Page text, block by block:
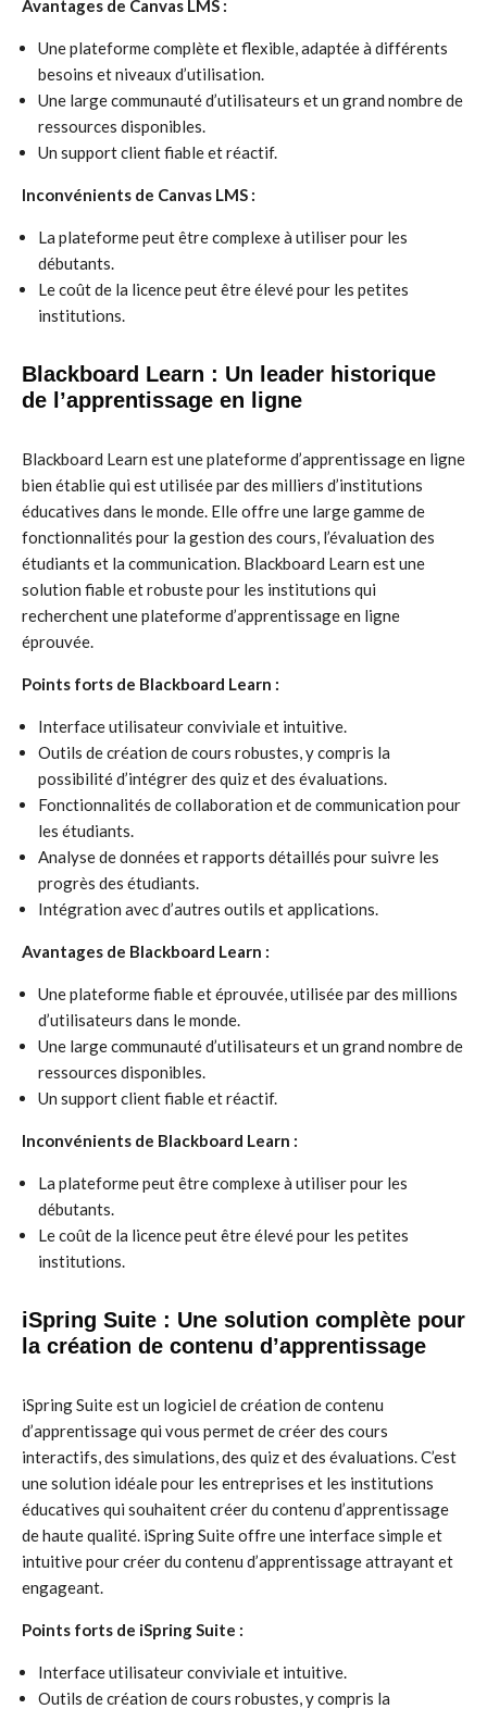
Avantages de Canvas LMS :
Une plateforme complète et flexible, adaptée à différents
besoins et niveaux d’utilisation.
Une large communauté d’utilisateurs et un grand nombre de
ressources disponibles.
Un support client fiable et réactif.
Inconvénients de Canvas LMS :
La plateforme peut être complexe à utiliser pour les
débutants.
Le coût de la licence peut être élevé pour les petites
institutions.
Blackboard Learn : Un leader historique
de l’apprentissage en ligne
Blackboard Learn est une plateforme d’apprentissage en ligne
bien établie qui est utilisée par des milliers d’institutions
éducatives dans le monde. Elle offre une large gamme de
fonctionnalités pour la gestion des cours, l’évaluation des
étudiants et la communication. Blackboard Learn est une
solution fiable et robuste pour les institutions qui
recherchent une plateforme d’apprentissage en ligne
éprouvée.
Points forts de Blackboard Learn :
Interface utilisateur conviviale et intuitive.
Outils de création de cours robustes, y compris la
possibilité d’intégrer des quiz et des évaluations.
Fonctionnalités de collaboration et de communication pour
les étudiants.
Analyse de données et rapports détaillés pour suivre les
progrès des étudiants.
Intégration avec d’autres outils et applications.
Avantages de Blackboard Learn :
Une plateforme fiable et éprouvée, utilisée par des millions
d’utilisateurs dans le monde.
Une large communauté d’utilisateurs et un grand nombre de
ressources disponibles.
Un support client fiable et réactif.
Inconvénients de Blackboard Learn :
La plateforme peut être complexe à utiliser pour les
débutants.
Le coût de la licence peut être élevé pour les petites
institutions.
iSpring Suite : Une solution complète pour
la création de contenu d’apprentissage
iSpring Suite est un logiciel de création de contenu
d’apprentissage qui vous permet de créer des cours
interactifs, des simulations, des quiz et des évaluations. C’est
une solution idéale pour les entreprises et les institutions
éducatives qui souhaitent créer du contenu d’apprentissage
de haute qualité. iSpring Suite offre une interface simple et
intuitive pour créer du contenu d’apprentissage attrayant et
engageant.
Points forts de iSpring Suite :
Interface utilisateur conviviale et intuitive.
Outils de création de cours robustes, y compris la